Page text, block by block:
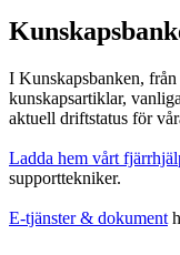
I Kunskapsbanken,
kunskapsartiklar,
aktuell driftstatus för
Ladda hem vårt
supporttekniker.
E-tjänster & dokument